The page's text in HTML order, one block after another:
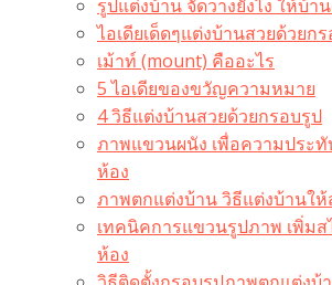
รูปแต่งบ้าน จัดวางยังไง ให้บ้
ไอเดียเด็ดๆแต่งบ้านสวยด้วยก
เม้าท์ (mount) คืออะไร​
5 ไอเดียของขวัญความหมาย
4 วิธีแต่งบ้านสวยด้วยกรอบรูป
ภาพแขวนผนัง เพื่อความประทั
ห้อง
ภาพตกแต่งบ้าน วิธีแต่งบ้านใ
เทคนิคการแขวนรูปภาพ เพิ่ม
ห้อง